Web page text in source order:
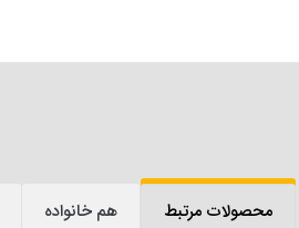
محصولات مرتبط هم خانواده